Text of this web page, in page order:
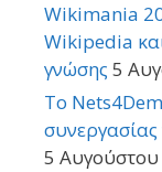
Wikimania
Wikipedia
γνώσης 5
Το
5